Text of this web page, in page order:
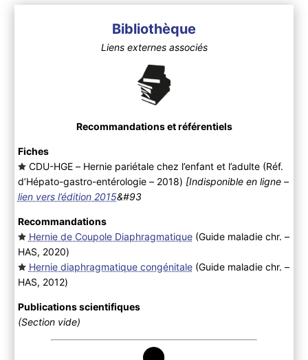
Bibliothèque
Liens externes associés
Recommandations et référentiels
Fiches
CDU-HGE – Hernie pariétale chez l’enfant et l’adulte (Réf.
d’Hépato-gastro-entérologie – 2018) [Indisponible en ligne –
lien vers l’édition 2015&#93
Recommandations
Hernie de Coupole Diaphragmatique(Guide maladie chr. –
HAS, 2020)
Hernie diaphragmatique congénitale(Guide maladie chr. –
HAS, 2012)
Publications scientifiques
(Section vide)